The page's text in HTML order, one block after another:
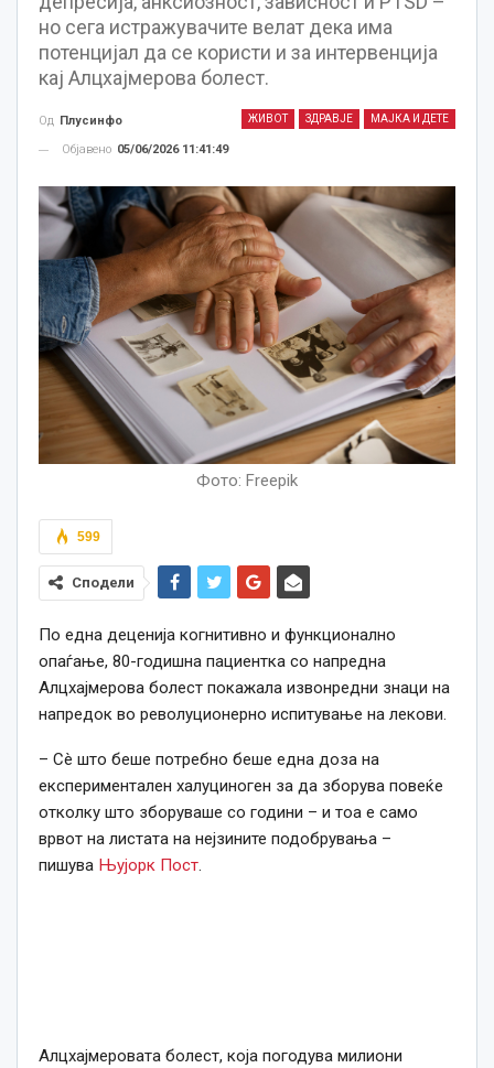
но сега истражувачите велат дека има
потенцијал да се користи и за интервенција
кај Алцхајмерова болест.
ЖИВОТ ЗДРАВЈЕ МАЈКА И ДЕТЕ
Од Плусинфо
Објавено 05/06/2026 11:41:49
Фото: Freepik
599
Сподели
По една деценија когнитивно и функционално
опаѓање, 80-годишна пациентка со напредна
Алцхајмерова болест покажала извонредни знаци на
напредок во револуционерно испитување на лекови.
– Сè што беше потребно беше една доза на
експериментален халуциноген за да зборува повеќе
отколку што зборуваше со години – и тоа е само
врвот на листата на нејзините подобрувања –
пишува Њујорк Пост.
Алцхајмеровата болест, која погодува милиони